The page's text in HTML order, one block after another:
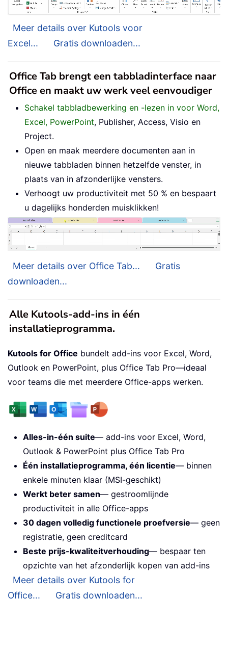
Meer details over Kutools voor
Excel...
Gratis downloaden...
Office Tab brengt een tabbladinterface naar
Office en maakt uw werk veel eenvoudiger
Schakel tabbladbewerking en -lezen in voor Word,
Excel, PowerPoint, Publisher, Access, Visio en
Project.
Open en maak meerdere documenten aan in
nieuwe tabbladen binnen hetzelfde venster, in
plaats van in afzonderlijke vensters.
Verhoogt uw productiviteit met 50 % en bespaart
u dagelijks honderden muisklikken!
Meer details over Office Tab...
Gratis
downloaden...
Alle Kutools-add-ins in één
installatieprogramma.
Kutools for Office bundelt add-ins voor Excel, Word,
Outlook en PowerPoint, plus Office Tab Pro—ideaal
voor teams die met meerdere Office-apps werken.
Alles-in-één suite— add-ins voor Excel, Word,
Outlook & PowerPoint plus Office Tab Pro
Één installatieprogramma, één licentie— binnen
enkele minuten klaar (MSI-geschikt)
Werkt beter samen— gestroomlijnde
productiviteit in alle Office-apps
30 dagen volledig functionele proefversie— geen
registratie, geen creditcard
Beste prijs-kwaliteitverhouding— bespaar ten
opzichte van het afzonderlijk kopen van add-ins
Meer details over Kutools for
Office...
Gratis downloaden...